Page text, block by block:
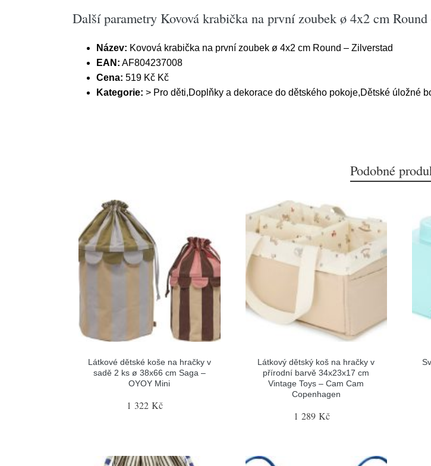
Další parametry Kovová krabička na první zoubek ø 4x2 cm
Název: Kovová krabička na první zoubek ø 4x2 cm Round – Zilverstad
EAN: AF804237008
Cena: 519 Kč Kč
Kategorie: > Pro děti,Doplňky a dekorace do dětského pokoje,Dětské úložné
Podobné
Látkové dětské koše na hračky v
sadě 2 ks ø 38x66 cm Saga –
OYOY Mini
1 322 Kč
Látkový dětský koš na hračky v
přírodní barvě 34x23x17 cm
Vintage Toys – Cam Cam
Copenhagen
1 289 Kč